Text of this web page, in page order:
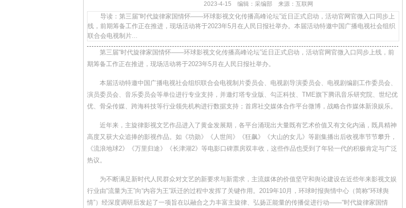
2023-4-15 编辑：采编部 来源：互联网
导读：第三届“时代旋律家国情怀——环球影视文化传播高峰论坛”近日正式启动，活动官网官微入口同步上
线，前期筹备工作正在推进，现场活动将于2023年5月在人民日报社举办。本届活动特邀中国广播电视社会组织
联合会电视制片...
第三届“时代旋律家国情怀——环球影视文化传播高峰论坛”近日正式启动，活动官网官微入口同步上线，前
期筹备工作正在推进，现场活动将于2023年5月在人民日报社举办。
本届活动特邀中国广播电视社会组织联合会电视制片委员会、电视剧导演委员会、电视剧编剧工作委员会、
演员委员会、音乐委员会等单位进行专业支持，并邀灯塔专业版、勾正科技、TME旗下腾讯音乐研究院、世纪优
优、骨朵传媒、跨海科技等行业领先机构进行数据支持；首席社交媒体合作平台微博，战略合作媒体新浪娱乐。
近年来，主旋律影视文艺作品进入了黄金发展期，各平台涌现出大量既有艺术价值又有文化内涵，既具精神
高度又获大众追捧的影视作品。如《功勋》《人世间》《狂飙》《大山的女儿》等剧集播出后收视率节节攀升，
《流浪地球2》《万里归途》《长津湖2》等电影口碑票房双丰收，这些作品也受到了年轻一代的积极肯定与广泛
热议。
为不断满足新时代人民群众对文艺的新要求与新需求，主流媒体的价值坚守和舆论建设在近些年来影视文娱
行业由“流量为王”向“内容为王”跃迁的过程中发挥了关键作用。2019年10月，环球时报舆情中心（简称“环球舆
情”）经深度调研后发起了一项旨在以融合之力丰富主旋律、弘扬正能量的传播促进行动——“时代旋律家国情